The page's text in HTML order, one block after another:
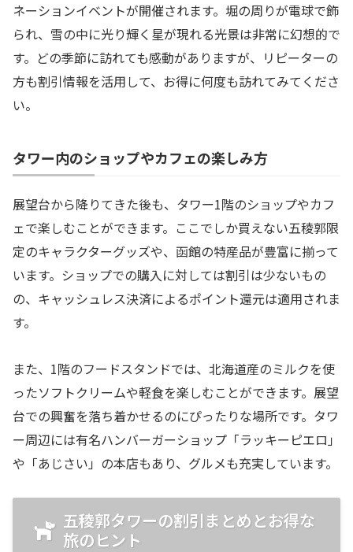
ネーションイベントが開催されます。堀の周りが電球で飾
られ、雪の中に光り輝く星が現れる光景は非常に幻想的で
す。どの季節に訪れても感動がありますが、リピーターの
方も割引情報を活用して、お得に何度も訪れてみてくださ
い。
タワー内のショップやカフェの楽しみ方
展望台から降りてきた後も、タワー1階のショップやカフ
ェで楽しむことができます。ここでしか買えない五稜郭限
定のキャラクターグッズや、函館の特産品が豊富に揃って
います。ショップでの購入に対しては割引は少ないもの
の、キャッシュレス決済によるポイント還元は適用されま
す。
また、1階のフードスタンドでは、北海道産のミルクを使
ったソフトクリームや軽食を楽しむことができます。展望
台での興奮を落ち着かせるのにぴったりな場所です。タワ
ー周辺には有名ハンバーガーショップ「ラッキーピエロ」
や「あじさい」の本店もあり、グルメも充実しています。
五稜郭タワーの割引まとめとお得な
旅のヒント